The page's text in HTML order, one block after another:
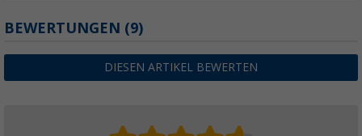
BEWERTUNGEN (9)
DIESEN ARTIKEL BEWERTEN